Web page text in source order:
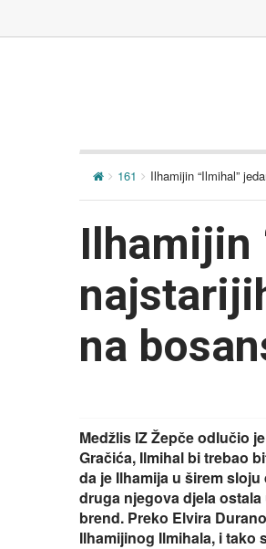
161 Ilhamijin “Ilmihal”
Ilhamijin
na
Medžlis IZ Žepče odlučio
Gračića, Ilmihal bi trebao
da je Ilhamija u širem
druga njegova djela
brend. Preko Elvira
Ilhamijinog Ilmihala, i tako